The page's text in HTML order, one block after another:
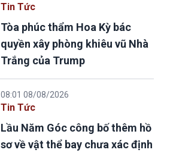
Tin Tức
Tòa phúc thẩm Hoa Kỳ bác
quyền xây phòng khiêu vũ Nhà
Trắng của Trump
08:01 08/08/2026
Tin Tức
Lầu Năm Góc công bố thêm hồ
sơ về vật thể bay chưa xác định